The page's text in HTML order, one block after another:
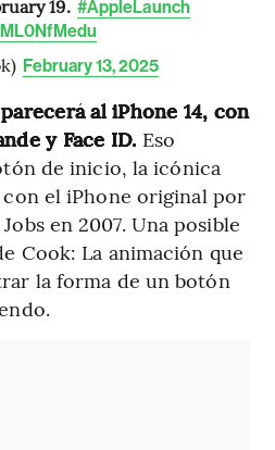
19. #AppleLaunch
February 13, 2025
al iPhone 14, con
y Face ID. Eso
de inicio, la icónica
el iPhone original por
en 2007. Una posible
Cook: La animación que
la forma de un botón